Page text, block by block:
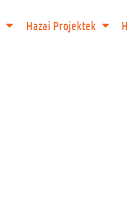
Hazai Projektek